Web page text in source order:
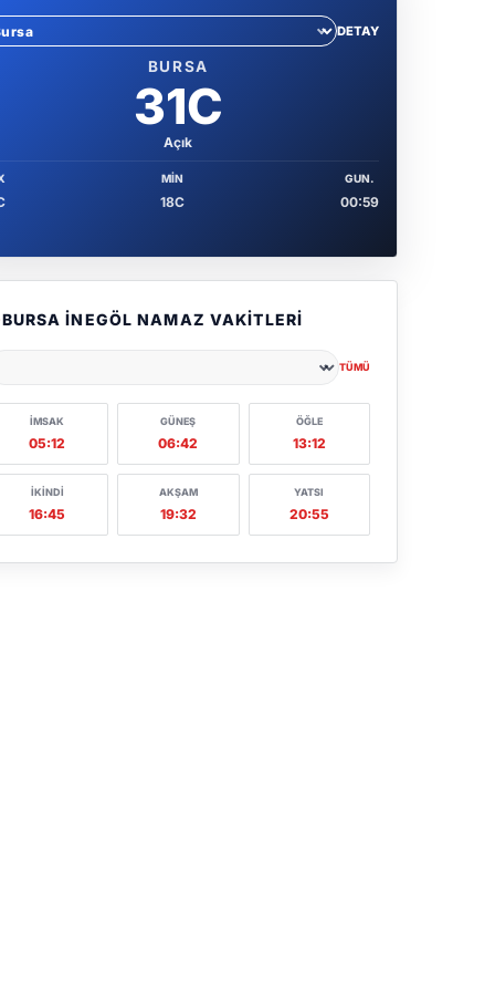
sec
DETAY
BURSA
31C
Açık
MIN
18C
GUN.
00:59
BURSA İNEGÖL NAMAZ VAKITLERI
TÜMÜ
İMSAK
05:12
GÜNEŞ
06:42
ÖĞLE
13:12
İKINDI
16:45
AKŞAM
19:32
YATSI
20:55